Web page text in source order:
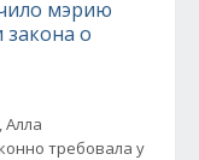
мэрию
о
Алла
требовала у